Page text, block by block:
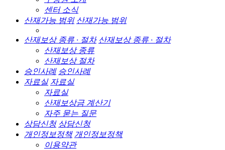
센터 소식
산재가능 범위 산재가능 범위
산재보상 종류 · 절차 산재보상 종류 · 절차
산재보상 종류
산재보상 절차
승인사례 승인사례
자료실 자료실
자료실
산재보상금 계산기
자주 묻는 질문
상담신청 상담신청
개인정보정책 개인정보정책
이용약관